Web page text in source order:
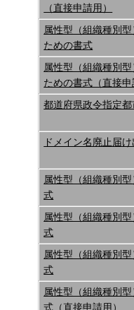
（直接申請用）
属性型（組織種別
ための書式
属性型（組織種別
ための書式（直接申
都道府県政令指定
ドメイン名廃止届
属性型（組織種別
式
属性型（組織種別
式
属性型（組織種別
式
属性型（組織種別
式（直接申請用）